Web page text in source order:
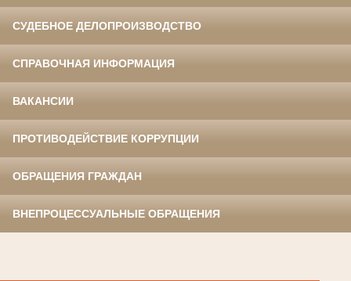
СУДЕБНОЕ ДЕЛОПРОИЗВОДСТВО
СПРАВОЧНАЯ ИНФОРМАЦИЯ
ВАКАНСИИ
ПРОТИВОДЕЙСТВИЕ КОРРУПЦИИ
ОБРАЩЕНИЯ ГРАЖДАН
ВНЕПРОЦЕССУАЛЬНЫЕ ОБРАЩЕНИЯ